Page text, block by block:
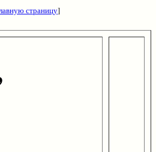
страницу]